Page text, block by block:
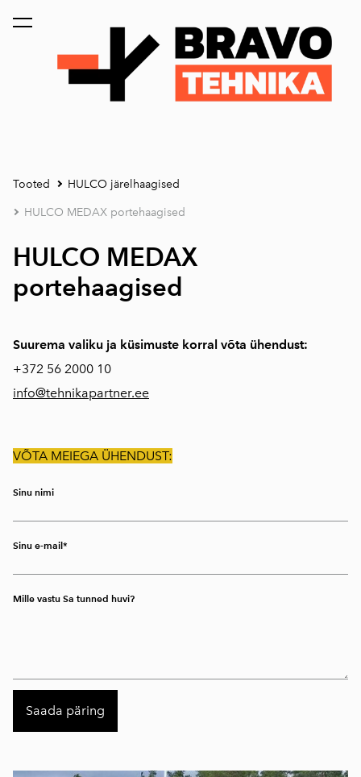
lisati ostukorvi. Vaata ostukorvi
Tooted HULCO järelhaagised
HULCO MEDAX portehaagised
HULCO MEDAX
portehaagised
Suurema valiku ja küsimuste korral võta ühendust:
+372 56 2000 10
info@tehnikapartner.ee
VÕTA MEIEGA ÜHENDUST:
Sinu nimi
Sinu e-mail
Mille vastu Sa tunned huvi?